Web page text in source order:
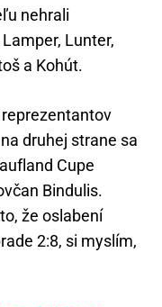
nehrali
Lunter,
a Kohút.
druhej strane sa
Cupe
Bindulis.
že oslabení
2:8, si myslím,